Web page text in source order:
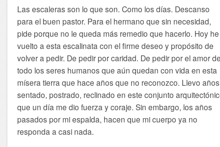
Las escaleras son lo que son. Como los días. Descanso
para el buen pastor. Para el hermano que sin necesidad,
pide porque no le queda más remedio que hacerlo. Hoy he
vuelto a esta escalinata con el firme deseo y propósito de
volver a pedir. De pedir por caridad. De pedir por el amor
todo los seres humanos que aún quedan con vida en esta
mísera tierra que hace años que no reconozco. Llevo años
sentado, postrado, reclinado en este conjunto
que un día me dio fuerza y coraje. Sin embargo, los años
pasados por mi espalda, hacen que mi cuerpo ya no
responda a casi nada.